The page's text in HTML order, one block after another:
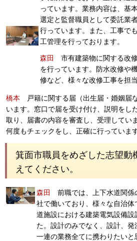
っています。業務内容は、基
選定と監督職員として委託業
行っています。また、工事で
工管理を行っております。
森田
市有建築物に関する改
を行っています。防水改修や
修など、様々な改修工事を担
橋本 戸籍に関する届（出生届・婚姻届
います。窓口で届を受け付け、説明をし
取り、届書の内容を審査し、受理してい
何度もチェックをし、正確に行っています
箕面市職員をめざした志望動
えてください。
森田
前職では、上下水道関係
社で働いており、様々な自治
道施設における建築電気設備設
た。設計のみでなく、設計、
一連の業務全てに携わりたい